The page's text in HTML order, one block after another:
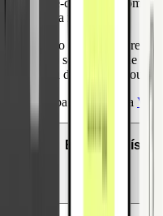
de e-commerce como
nova norma.
Caso não esteja a
se o seu número de
área de utilizador ou
Saiba mais sobre a Visa
Em que países